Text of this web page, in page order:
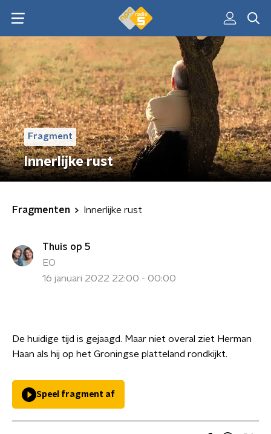
Fragment
Innerlijke rust
Fragmenten Innerlijke rust
Thuis op 5
EO
16 januari 2022 22:00 - 00:00
De huidige tijd is gejaagd. Maar niet overal ziet Herman
Haan als hij op het Groningse platteland rondkijkt.
Speel fragment af